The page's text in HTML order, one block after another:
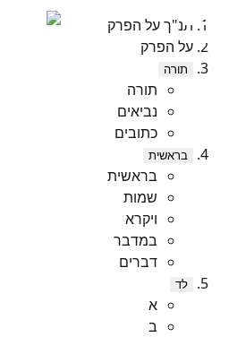
תנ"ך על הפרק
על הפרק
תורה
תורה
נביאים
כתובים
בראשית
בראשית
שמות
ויקרא
במדבר
דברים
לד
א
ב